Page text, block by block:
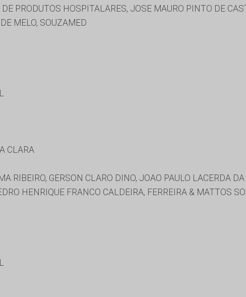
PRODUTOS HOSPITALARES, JOSE MAURO PINTO DE
MELO, SOUZAMED
CLARA
RIBEIRO, GERSON CLARO DINO, JOAO PAULO LACERDA
HENRIQUE FRANCO CALDEIRA, FERREIRA & MATTOS